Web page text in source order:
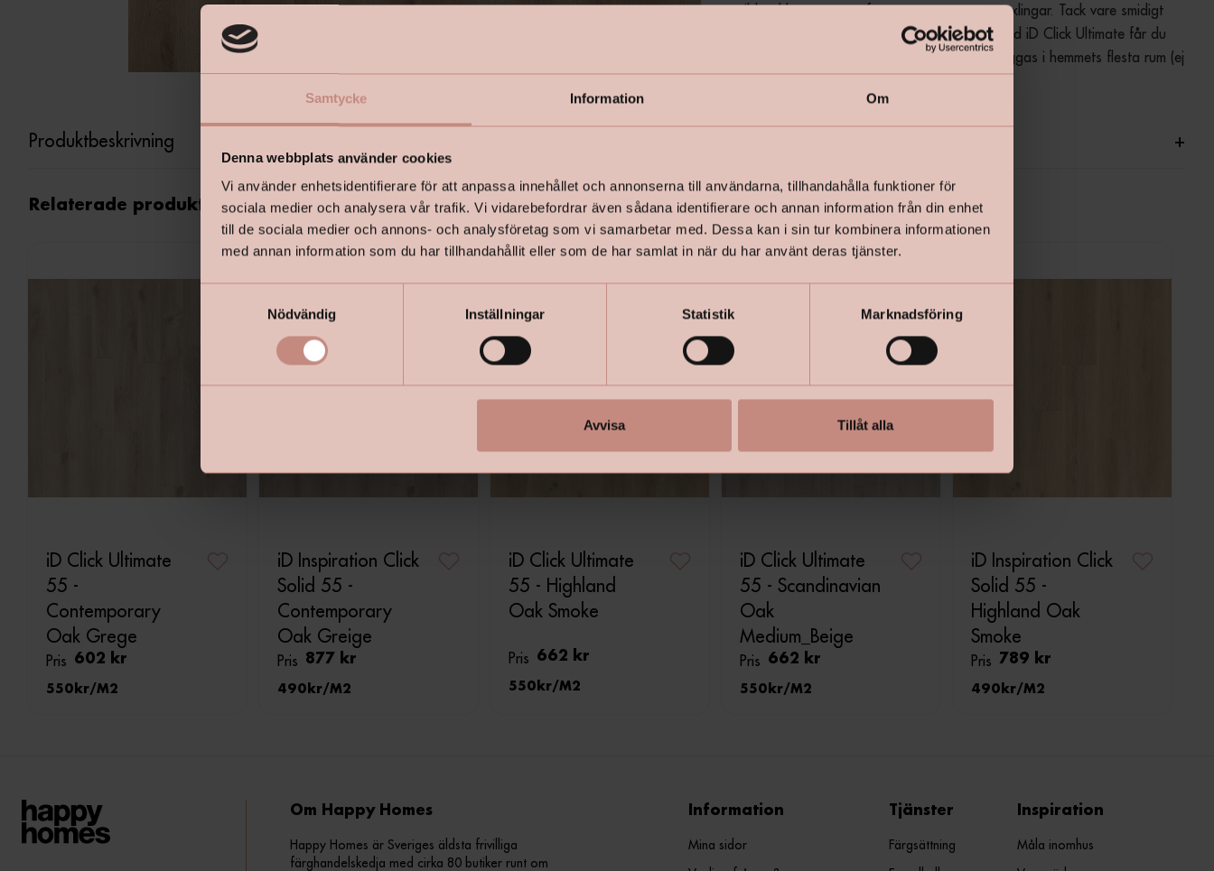
Samtycke Information Om
Denna webbplats använder cookies
Vi använder enhetsidentifierare för att anpassa innehållet och annonserna till användarna, tillhandahålla funktioner för
sociala medier och analysera vår trafik. Vi vidarebefordrar även sådana identifierare och annan information från din enhet
till de sociala medier och annons- och analysföretag som vi samarbetar med. Dessa kan i sin tur kombinera informationen
med annan information som du har tillhandahållit eller som de har samlat in när du har använt deras tjänster.
s
Nödvändig Inställningar Statistik Marknadsföring
Avvisa Tillåt alla
ibland kan utsättas för större temperaturväxlingar. Tack vare smidigt
klicklåssystem är det lätt att lägga själv. Med iD Click Ultimate får du
ett bekymmersfritt allt-i-ett golv som kan läggas i hemmets flesta rum (ej
våtrum).
Produktbeskrivning +
Relaterade produkter
iD Click Ultimate
55 -
Contemporary
Oak Grege
Pris 602 kr
550 M2
iD Inspiration Click
Solid 55 -
Contemporary
Oak Greige
Pris 877 kr
490 M2
iD Click Ultimate
55 - Highland
Oak Smoke
Pris 662 kr
550 M2
iD Click Ultimate
55 - Scandinavian
Oak
Medium_Beige
Pris 662 kr
550 M2
iD Inspiration Click
Solid 55 -
Highland Oak
Smoke
Pris 789 kr
490 M2
Om Happy Homes
Happy Homes är Sveriges äldsta frivilliga
färghandelskedja med cirka 80 butiker runt om
Information
Mina sidor
Tjänster
Färgsättning
Inspiration
Måla inomhus